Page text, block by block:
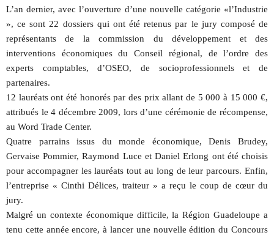
L’an dernier, avec l’ouverture d’une nouvelle catégorie «l’Industrie
», ce sont 22 dossiers qui ont été retenus par le jury composé de
représentants de la commission du développement et des
interventions économiques du Conseil régional, de l’ordre des
experts comptables, d’OSEO, de socioprofessionnels et de
partenaires.
12 lauréats ont été honorés par des prix allant de 5 000 à 15 000 €,
attribués le 4 décembre 2009, lors d’une cérémonie de récompense,
au Word Trade Center.
Quatre parrains issus du monde économique, Denis Brudey,
Gervaise Pommier, Raymond Luce et Daniel Erlong ont été choisis
pour accompagner les lauréats tout au long de leur parcours. Enfin,
l’entreprise « Cinthi Délices, traiteur » a reçu le coup de cœur du
jury.
Malgré un contexte économique difficile, la Région Guadeloupe a
tenu cette année encore, à lancer une nouvelle édition du Concours